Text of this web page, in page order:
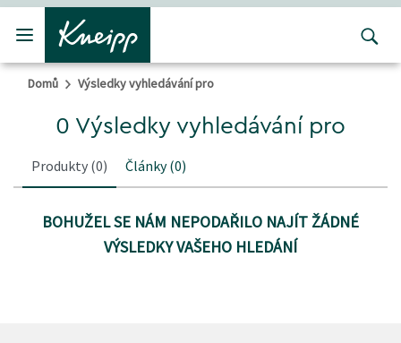
Přejít na hlavní obsah
Přejít na obsah patičky
Domů Výsledky vyhledávání pro
0 Výsledky vyhledávání pro
Produkty (0) Články(0)
BOHUŽEL SE NÁM NEPODAŘILO NAJÍT ŽÁDNÉ
VÝSLEDKY VAŠEHO HLEDÁNÍ